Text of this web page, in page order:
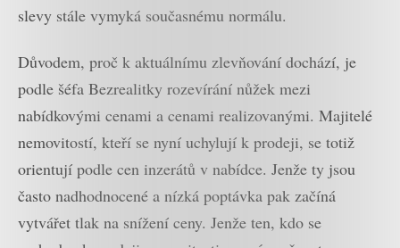
slevy stále vymyká současnému normálu.
Důvodem, proč k aktuálnímu zlevňování dochází, je
podle šéfa Bezrealitky rozevírání nůžek mezi
nabídkovými cenami a cenami realizovanými. Majitelé
nemovitostí, kteří se nyní uchylují k prodeji, se totiž
orientují podle cen inzerátů v nabídce. Jenže ty jsou
často nadhodnocené a nízká poptávka pak začíná
vytvářet tlak na snížení ceny. Jenže ten, kdo se